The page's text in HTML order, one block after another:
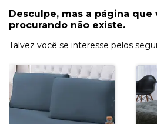
Desculpe, mas a página que
procurando não existe.
Talvez você se interesse pelos